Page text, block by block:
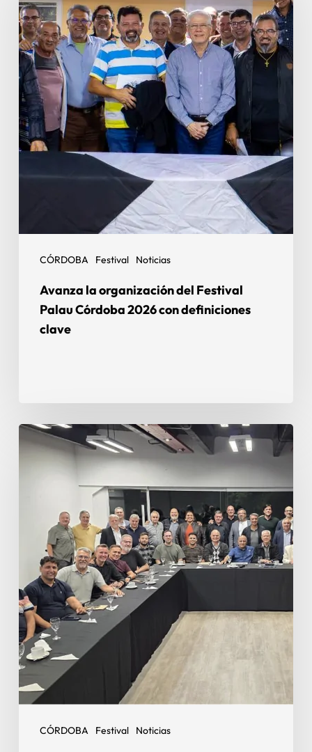
CÓRDOBA Festival Noticias
Avanza la organización del Festival
Palau Córdoba 2026 con definiciones
clave
CÓRDOBA Festival Noticias